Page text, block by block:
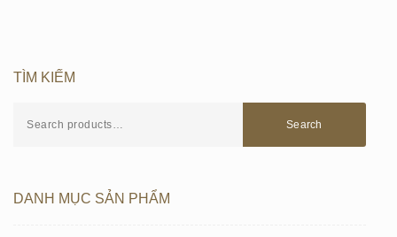
TÌM KIẾM
Search
DANH MỤC SẢN PHẨM